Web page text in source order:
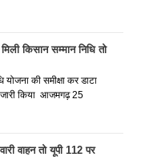
किसान सम्मान निधि तो
योजना की समीक्षा कर डाटा
जारी किया आजमगढ़ 25
वाहन तो यूपी 112 पर